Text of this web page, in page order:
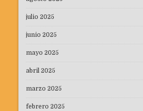
julio 2025
junio 2025
mayo 2025
abril 2025
marzo 2025
febrero 2025